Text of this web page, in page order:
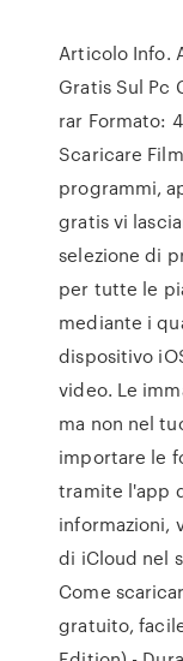
Articolo Info.
Gratis Sul Pc
rar Formato:
Scaricare
programmi,
gratis vi
selezione di
per tutte le
mediante i
dispositivo
video. Le
ma non nel
importare le
tramite l'app
informazioni,
di iCloud nel
Come
gratuito,